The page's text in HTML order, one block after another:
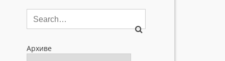
Архиве